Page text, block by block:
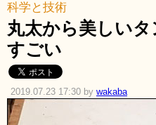
科学と技術
丸太から美しい
すごい
2019.07.23 17:30 by wakaba